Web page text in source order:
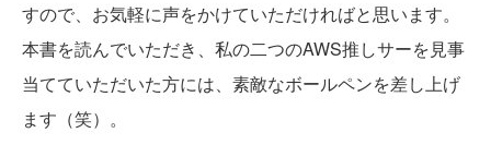
すので、お気軽に声をかけていただければと思います。
本書を読んでいただき、私の二つのAWS推しサーを見事
当てていただいた方には、素敵なボールペンを差し上げ
ます（笑）。